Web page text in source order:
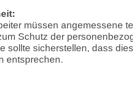
müssen angemessene
Schutz der
sollte sicherstellen, dass
entsprechen.